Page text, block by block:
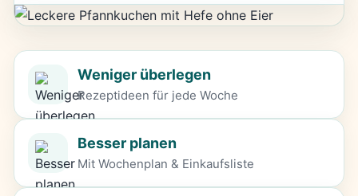
Weniger überlegen
Rezeptideen für jede Woche
Besser planen
Mit Wochenplan & Einkaufsliste